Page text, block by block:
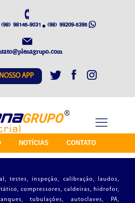
98145-9031 (98) 99209-5395
APP
NOTÍCIAS CONTATO
testes, inspeção, calibração, laudos,
compressores, caldeiras, hidrofor,
tubulações, autoclaves, PA,